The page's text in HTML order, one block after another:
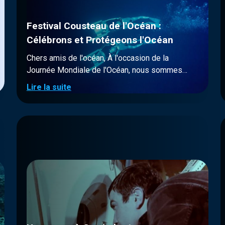
Festival Cousteau de l'Océan :
Célébrons et Protégeons l'Océan
Chers amis de l'océan, À l'occasion de la
Journée Mondiale de l'Océan, nous sommes
ravis de vous annoncer le Festival Cousteau de
l'Océan ! Du 8 au 11 juin 2024, rejoignez-nous
pour quatre jours de célébration, d'éducation et
d'action en hommage au Commandant Jacques-
dédié à un thème spécifique, reflétant
l'importance et la diversité des enjeux liés à nos
océans. Nous vous proposerons également des
films exclusifs en HD pour découvrir ou
redécouvrir le Commandant Cousteau comme
Lire la suite